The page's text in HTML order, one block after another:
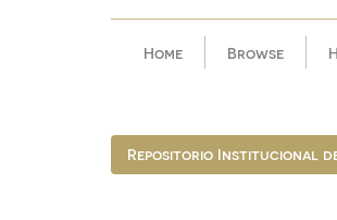
Home Browse
Repositorio Institucional